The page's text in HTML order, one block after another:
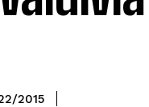
2015